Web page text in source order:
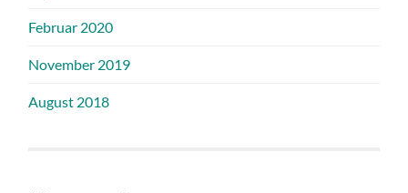
Februar 2020
November 2019
August 2018